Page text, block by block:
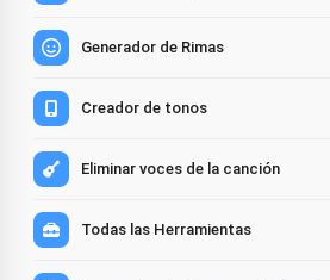
Generador de Rimas
Creador de tonos
Eliminar voces de la canción
Todas las Herramientas